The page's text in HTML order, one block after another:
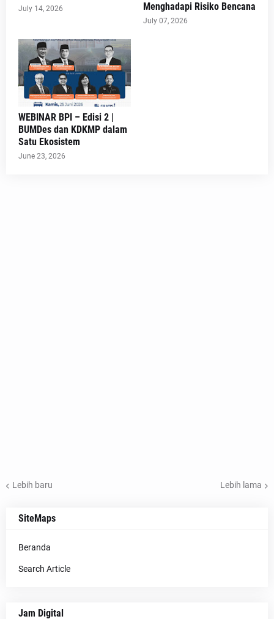
July 14, 2026
Menghadapi Risiko Bencana
July 07, 2026
WEBINAR BPI – Edisi 2 |
BUMDes dan KDKMP dalam
Satu Ekosistem
June 23, 2026
Lebih baru Lebih lama
SiteMaps
Beranda
Search Article
Jam Digital